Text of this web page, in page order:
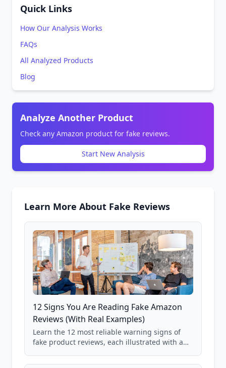
Quick Links
How Our Analysis Works
FAQs
All Analyzed Products
Blog
Analyze Another Product
Check any Amazon product for fake reviews.
Start New Analysis
Learn More About Fake Reviews
12 Signs You Are Reading Fake Amazon
Reviews (With Real Examples)
Learn the 12 most reliable warning signs of
fake product reviews, each illustrated with a
85,000+ analyzed Amazon listings.